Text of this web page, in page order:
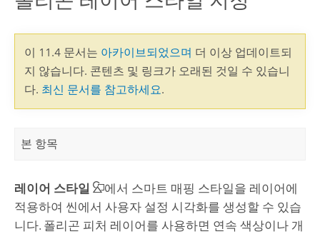
이 11.4 문서는 아카이브되었으며 더 이상 업데이트되
지 않습니다. 콘텐츠 및 링크가 오래된 것일 수 있습니
다. 최신 문서를 참고하세요.
본 항목
레이어 스타일
에서 스마트 매핑 스타일을 레이어에
적용하여 씬에서 사용자 설정 시각화를 생성할 수 있습
니다. 폴리곤 피처 레이어를 사용하면 연속 색상이나 개